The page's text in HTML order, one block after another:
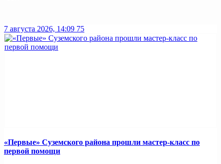
7 августа 2026, 14:09 75
«Первые» Суземского района прошли мастер-класс по
первой помощи